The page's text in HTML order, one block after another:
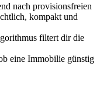
nach provisionsfreien
kompakt und
filtert dir die
eine Immobilie günstig